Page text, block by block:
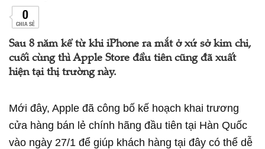
0
CHIA SẺ
Sau 8 năm kể từ khi iPhone ra mắt ở xứ sở kim chi,
cuối cùng thì Apple Store đầu tiên cũng đã xuất
hiện tại thị trường này.
Mới đây, Apple đã công bố kế hoạch khai trương
cửa hàng bán lẻ chính hãng đầu tiên tại Hàn Quốc
vào ngày 27/1 để giúp khách hàng tại đây có thể dễ